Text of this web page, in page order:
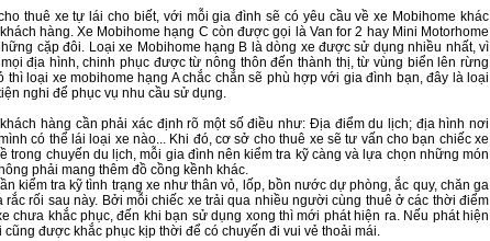
thuê xe tự lái cho biết, với mỗi gia đình sẽ có yêu cầu về xe Mobihome khác
hàng. Xe Mobihome hạng C còn được gọi là Van for 2 hay Mini Motorhome
cặp đôi. Loại xe Mobihome hạng B là dòng xe được sử dụng nhiều nhất, vì
địa hình, chinh phục được từ nông thôn đến thành thị, từ vùng biển lên rừng
loại xe mobihome hạng A chắc chắn sẽ phù hợp với gia đình bạn, đây là loại
nghi để phục vụ nhu cầu sử dụng.
hàng cần phải xác định rõ một số điều như: Địa điểm du lịch; địa hình nơi
có thể lái loại xe nào... Khi đó, cơ sở cho thuê xe sẽ tư vấn cho bạn chiếc xe
trong chuyến du lịch, mỗi gia đình nên kiểm tra kỹ càng và lựa chọn những món
phải mang thêm đồ cồng kềnh khác.
kiểm tra kỹ tình trạng xe như thân vỏ, lốp, bồn nước dự phòng, ắc quy, chăn ga
rắc rối sau này. Bởi mỗi chiếc xe trải qua nhiều người cùng thuê ở các thời điểm
chưa khắc phục, đến khi bạn sử dụng xong thì mới phát hiện ra. Nếu phát hiện
được khắc phục kịp thời để có chuyến đi vui vẻ thoải mái.